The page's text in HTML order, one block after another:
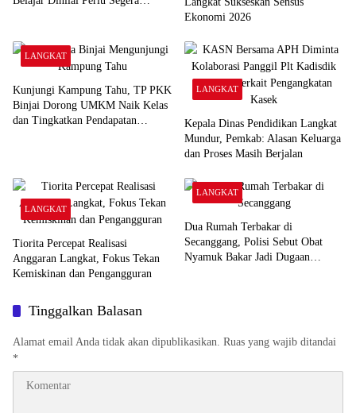
Ekonomi 2026
LANGKAT
Kunjungi Kampung Tahu, TP PKK
Binjai Dorong UMKM Naik Kelas
dan Tingkatkan Pendapatan
LANGKAT
Kepala Dinas Pendidikan Langkat
Mundur, Pemkab: Alasan Keluarga
dan Proses Masih Berjalan
LANGKAT
Tiorita Percepat Realisasi
Anggaran Langkat, Fokus Tekan
Kemiskinan dan Pengangguran
LANGKAT
Dua Rumah Terbakar di
Secanggang, Polisi Sebut Obat
Nyamuk Bakar Jadi Dugaan
Tinggalkan Balasan
Alamat email Anda tidak akan dipublikasikan. Ruas yang wajib ditandai
*